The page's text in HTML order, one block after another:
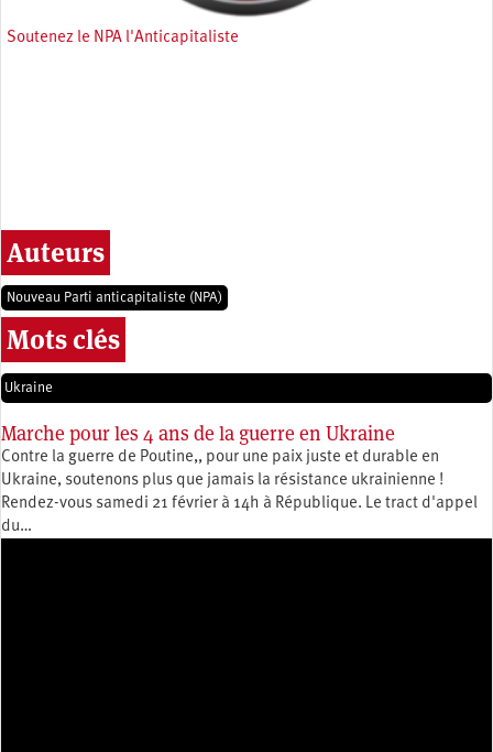
Soutenez le NPA l'Anticapitaliste
Auteurs
Nouveau Parti anticapitaliste (NPA)
Mots clés
Ukraine
Marche pour les 4 ans de la guerre en Ukraine
Contre la guerre de Poutine,, pour une paix juste et durable en
Ukraine, soutenons plus que jamais la résistance ukrainienne !
Rendez-vous samedi 21 février à 14h à République. Le tract d'appel
du…